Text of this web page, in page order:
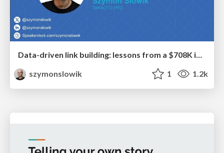
Data-driven link building: lessons from a $708K investment (BrightonSEO talk)
szymonslowik
1 1.2k